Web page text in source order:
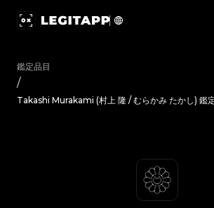
鑑定品目
/
Takashi Murakami (村上 隆 / むらかみ たかし) 鑑